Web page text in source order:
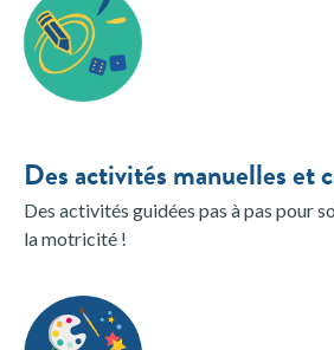
Des activités manuelles et
Des activités guidées pas à pas pour
la motricité !